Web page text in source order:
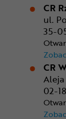
CR
ul.
35-
CR
Aleja
02-